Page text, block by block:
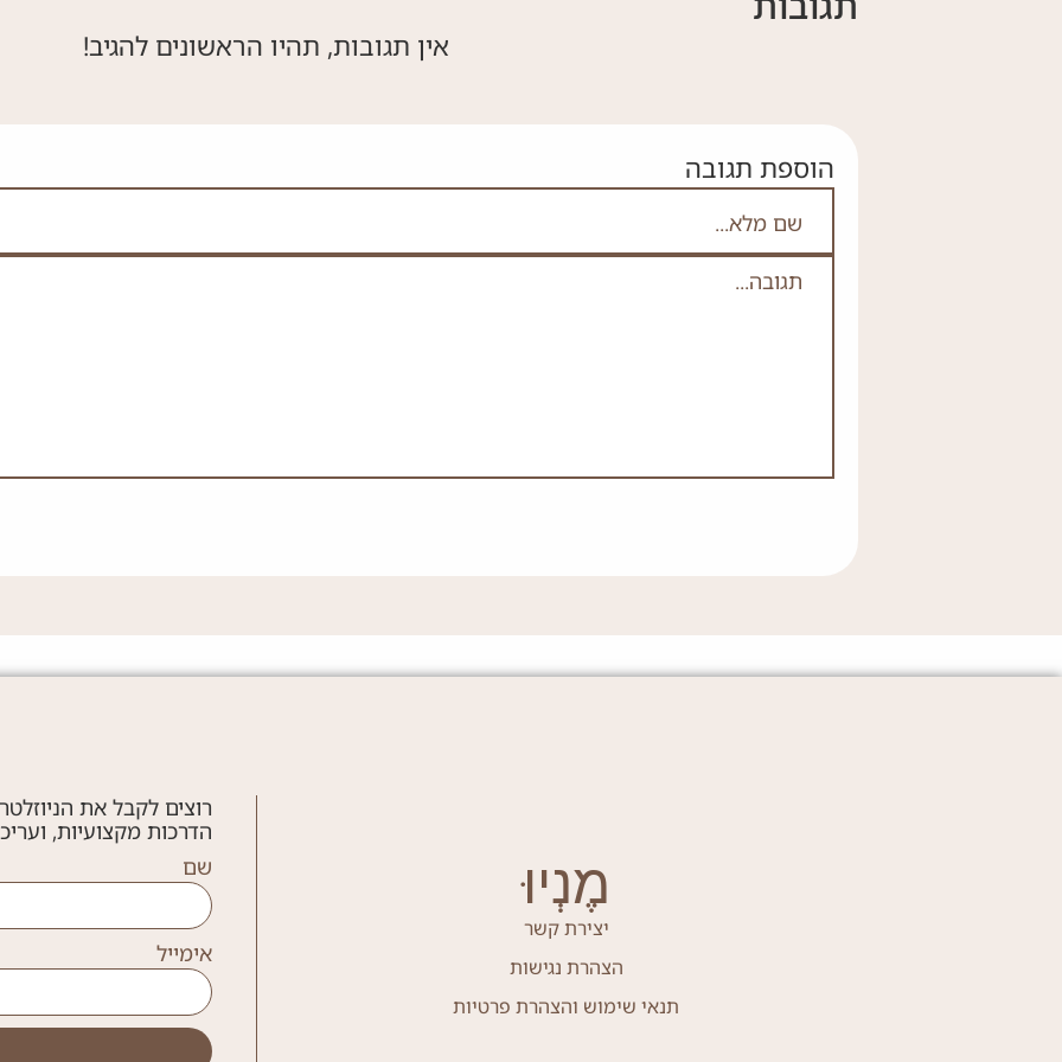
אין תגובות, תהיו הראשונים להגיב!
אם אתה לא רובוט אל תמלא את השדה הזה
הוספת תגובה
שם מלא
תגובה*
מֶנְיוּ
יצירת קשר
הצהרת נגישות
תנאי שימוש והצהרת פרטיות
רוצים לקבל את
הדרכות מקצועיות,
שם
אימייל